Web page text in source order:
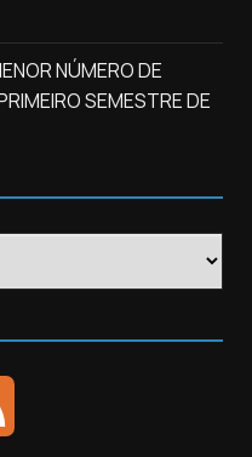
NÚMERO DE
SEMESTRE DE